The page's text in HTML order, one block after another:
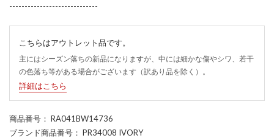
-----------------------------
こちらはアウトレット品です。
主にはシーズン落ちの新品になりますが、中には細かな傷やシワ、若干
の色落ち等がある場合がございます（訳あり品を除く）。
詳細はこちら
商品番号 ： RA041BW14736
ブランド商品番号 ： PR34008 IVORY